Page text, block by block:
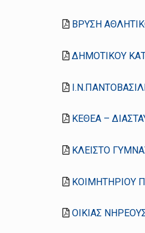
ΒΡΥΣΗ
ΔΗΜΟΤΙΚΟΥ
ΚΕΘΕΑ –
ΚΛΕΙΣΤΟ
ΚΟΙΜΗΤΗΡΙΟΥ
ΟΙΚΙΑΣ